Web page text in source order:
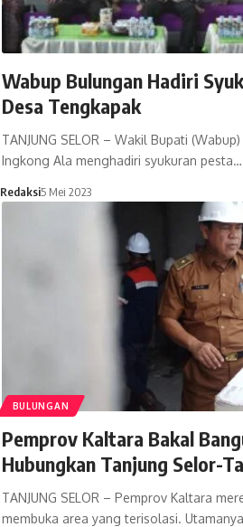
Wabup Bulungan Hadiri
Desa Tengkapak
TANJUNG SELOR – Wakil Bupati
Ingkong Ala menghadiri syukuran pesta…
Redaksi5 Mei 2023
BULUNGAN
Pemprov Kaltara Bakal
Hubungkan Tanjung Selor-
TANJUNG SELOR – Pemprov Kaltara
membuka area yang terisolasi.